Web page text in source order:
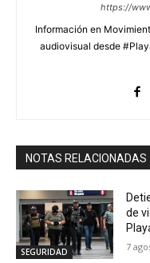
https://
Información en
audiovisual desde
NOTAS RELACIONADAS
SEGURIDAD
de
7